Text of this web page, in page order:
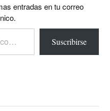
entradas en tu correo
Suscribirse